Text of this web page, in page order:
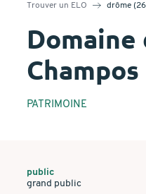
Trouver un ELO drôme
Domaine
Champos
PATRIMOINE
public
grand public